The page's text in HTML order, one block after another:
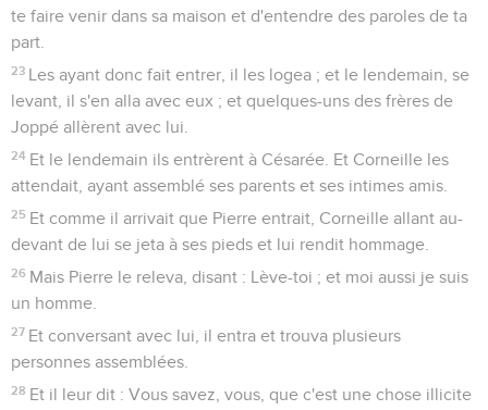
te faire venir dans sa maison et d'entendre des paroles de ta
part.
23 Les ayant donc fait entrer, il les logea ; et le lendemain, se
levant, il s'en alla avec eux ; et quelques-uns des frères de
Joppé allèrent avec lui.
24 Et le lendemain ils entrèrent à Césarée. Et Corneille les
attendait, ayant assemblé ses parents et ses intimes amis.
25 Et comme il arrivait que Pierre entrait, Corneille allant au-
devant de lui se jeta à ses pieds et lui rendit hommage.
26 Mais Pierre le releva, disant : Lève-toi ; et moi aussi je suis
un homme.
27 Et conversant avec lui, il entra et trouva plusieurs
personnes assemblées.
28 Et il leur dit : Vous savez, vous, que c'est une chose illicite